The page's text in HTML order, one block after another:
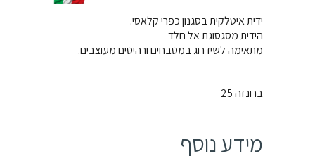
ידית איטלקית בסגנון כפרי קלאסי.
הידית מסגסוגת אל חלד
מתאימה לשידרוג במטבחים ורהיטים מעוצבים.
ברונזה 25
מידע נוסף